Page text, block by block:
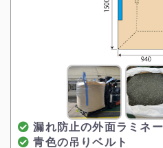
漏れ防止の外面ラミネ
青色の吊りベルト